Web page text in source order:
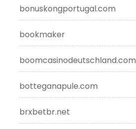
bonuskongportugal.com
bookmaker
boomcasinodeutschland.com
botteganapule.com
brxbetbr.net